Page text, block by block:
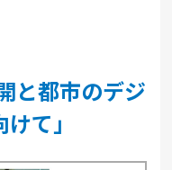
と都市のデジ
て」